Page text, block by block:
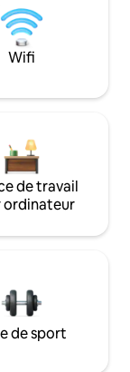
Wifi
de travail
ordinateur
de sport